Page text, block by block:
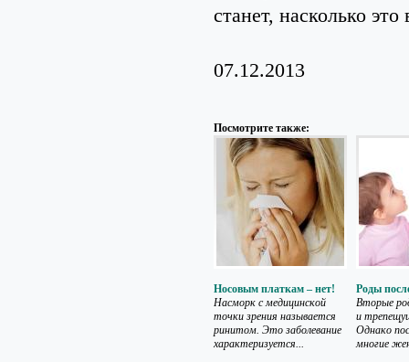
станет, насколько
07.12.2013
Посмотрите также:
Носовым платкам – нет!
Насморк с медицинской
точки зрения называется
ринитом. Это заболевание
характеризуется...
Роды
Вторые
и
Однако
многие